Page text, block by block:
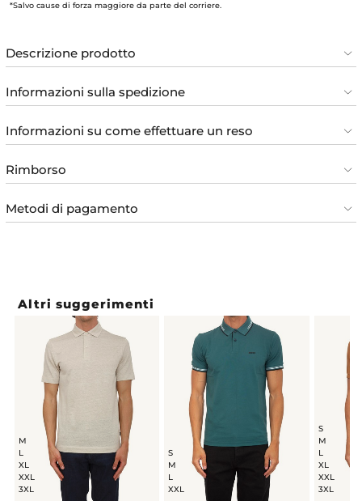
*Salvo cause di forza maggiore da parte del corriere.
Descrizione prodotto
Informazioni sulla spedizione
Informazioni su come effettuare un reso
Rimborso
Metodi di pagamento
Altri suggerimenti
M
L
XL
XXL
3XL
S
M
L
XXL
S
M
L
XL
XXL
3XL